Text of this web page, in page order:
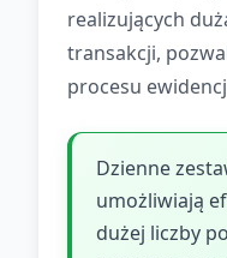
realizujących
transakcji,
procesu
Dzienne
umożliwiają
dużej liczby